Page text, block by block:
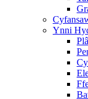
Ynni